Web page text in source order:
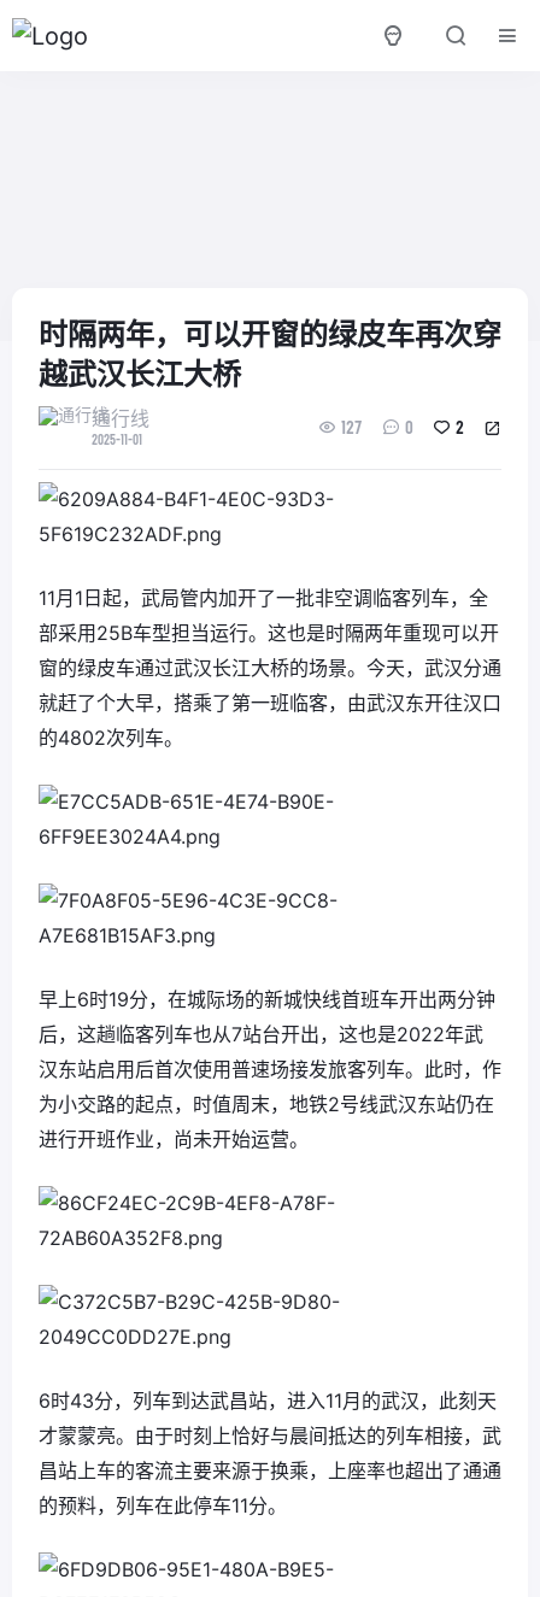
时隔两年，可以开窗的绿皮车再次穿
越武汉长江大桥
通行线
2025-11-01
127 0 2
11月1日起，武局管内加开了一批非空调临客列车，全
部采用25B车型担当运行。这也是时隔两年重现可以开
窗的绿皮车通过武汉长江大桥的场景。今天，武汉分通
就赶了个大早，搭乘了第一班临客，由武汉东开往汉口
的4802次列车。
早上6时19分，在城际场的新城快线首班车开出两分钟
后，这趟临客列车也从7站台开出，这也是2022年武
汉东站启用后首次使用普速场接发旅客列车。此时，作
为小交路的起点，时值周末，地铁2号线武汉东站仍在
进行开班作业，尚未开始运营。
6时43分，列车到达武昌站，进入11月的武汉，此刻天
才蒙蒙亮。由于时刻上恰好与晨间抵达的列车相接，武
昌站上车的客流主要来源于换乘，上座率也超出了通通
的预料，列车在此停车11分。